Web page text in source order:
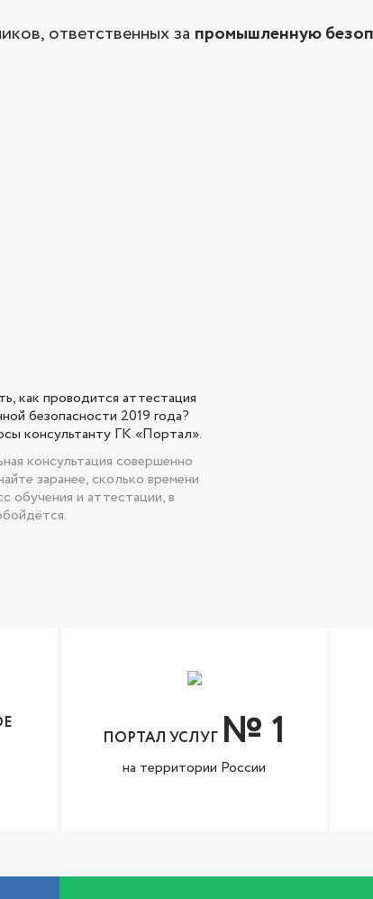
ответственных за промышленную
как проводится аттестация
безопасности 2019 года?
консультанту ГК «Портал».
консультация совершенно
заранее, сколько времени
обучения и аттестации, в
ПОРТАЛ УСЛУГ № 1
на территории России